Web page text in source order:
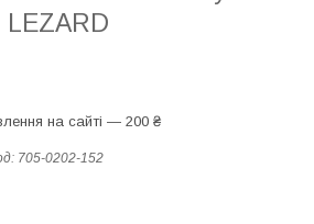
LEZARD
на сайті — 200 ₴
705-0202-152